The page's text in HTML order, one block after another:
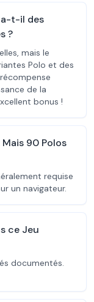
a-t-il des
?
mais le
Polo et des
de la
bonus !
90 Polos
requise
un navigateur.
ce Jeu
documentés.